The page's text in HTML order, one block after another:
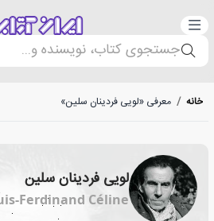
دسته‌بندی
جستجوی کتاب، نویسنده و...
خانه / معرفی «لویی فردینان سلین»
لویی فردینان سلین
Ferdinand Céline